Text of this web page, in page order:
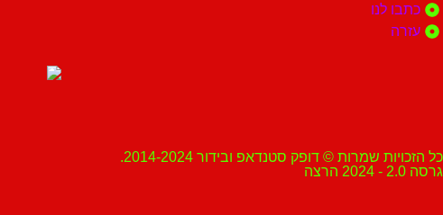
כתבו לנו
עזרה
כל הזכויות שמרות © דופק סטנדאפ ובידור 2014-2024.
גרסה 2.0 - 2024 הרצה